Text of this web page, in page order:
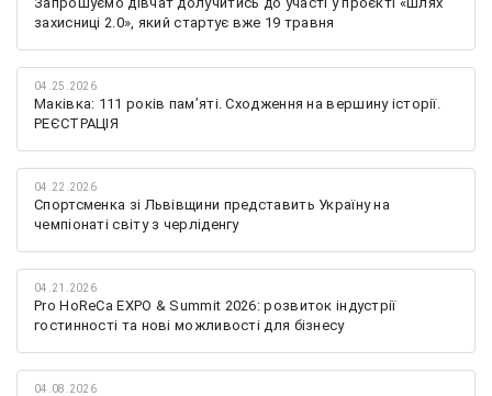
захисниці 2.0», який стартує вже 19 травня
04.25.2026
Маківка: 111 років пам’яті. Сходження на вершину історії.
РЕЄСТРАЦІЯ
04.22.2026
Спортсменка зі Львівщини представить Україну на
чемпіонаті світу з черліденгу
04.21.2026
Pro HoReCa EXPO & Summit 2026: розвиток індустрії
гостинності та нові можливості для бізнесу
04.08.2026